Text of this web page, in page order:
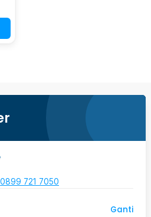
0899 721 7050
Ganti